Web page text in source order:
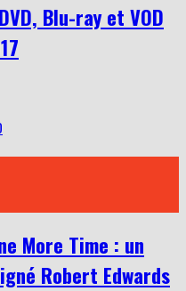
Blu-ray et VOD
More Time : un
Robert Edwards